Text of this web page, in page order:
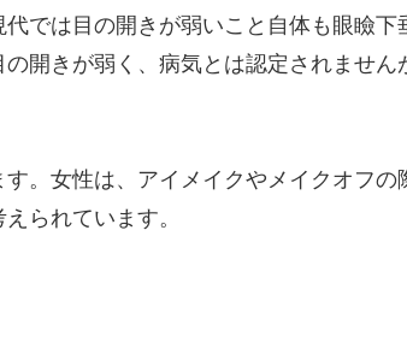
では目の開きが弱いこと自体も眼瞼下
開きが弱く、病気とは認定されません
。女性は、アイメイクやメイクオフの
られています。